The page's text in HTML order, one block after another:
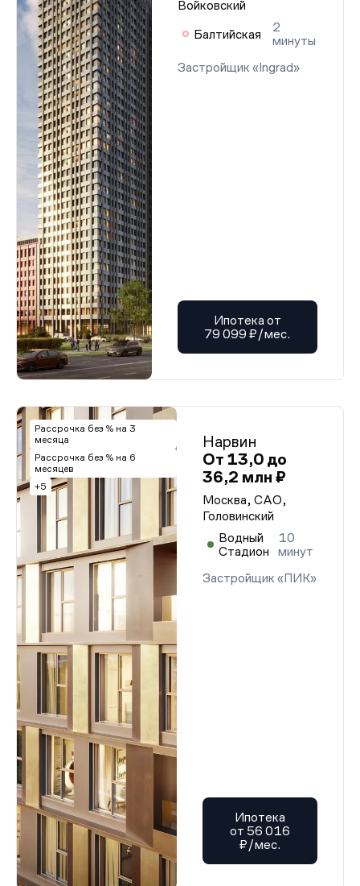
Войковский
Балтийская
2
минуты
Застройщик «Ingrad»
Ипотека от
79 099 ₽/мес.
Рассрочка без % на 3
месяца
Рассрочка без % на 6
месяцев
+5
Нарвин
От 13,0 до
36,2 млн ₽
Москва, САО,
Головинский
Водный
Стадион
10
минут
Застройщик «ПИК»
Ипотека
от 56 016
₽/мес.